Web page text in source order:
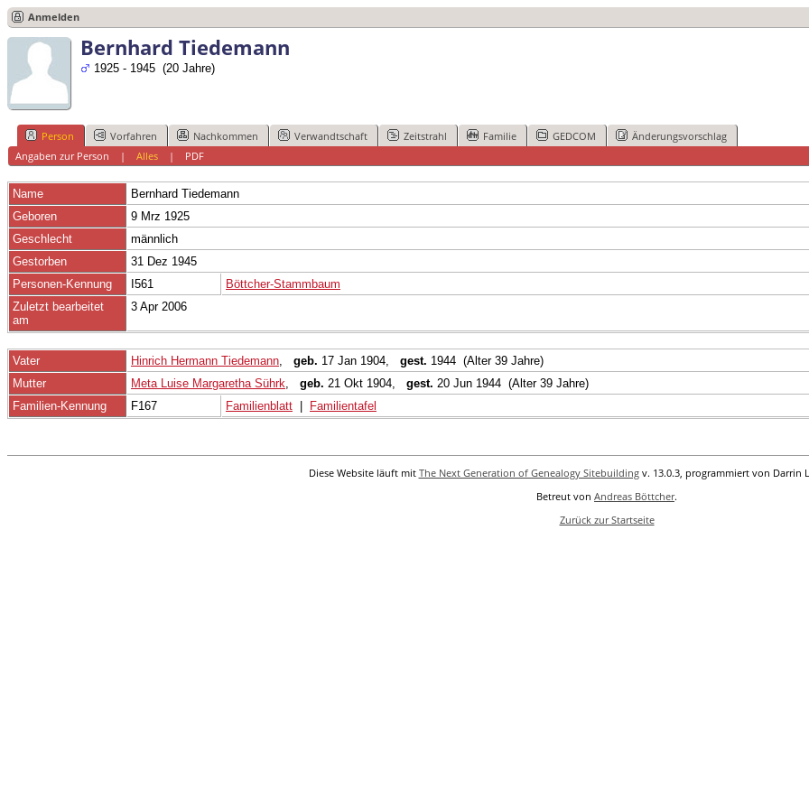
Anmelden
Bernhard Tiedemann
1925 - 1945 (20 Jahre)
Person Vorfahren Nachkommen Verwandtschaft Zeitstrahl Familie GEDCOM
Änderungsvorschlag
Angaben zur Person | Alles| PDF
Name Bernhard Tiedemann
Geboren
9 Mrz 1925
Geschlecht
männlich
Gestorben
31 Dez 1945
Personen-Kennung
I561
Böttcher-Stammbaum
Zuletzt bearbeitet
am
3 Apr 2006
Vater Hinrich Hermann Tiedemann, geb. 17 Jan 1904, gest. 1944 (Alter 39 Jahre)
Mutter
Meta Luise Margaretha Sührk, geb. 21 Okt 1904, gest. 20 Jun 1944 (Alter 39 Jahre)
Familien-Kennung
F167 Familienblatt Familientafel
Diese Website läuft mit The Next Generation of Genealogy Sitebuildingv. 13.0.3, programmiert von Darrin
Betreut von Andreas Böttcher.
Zurück zur Startseite